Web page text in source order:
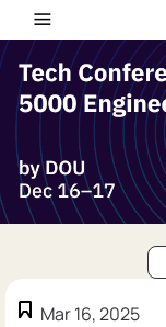
Mar 16, 2025